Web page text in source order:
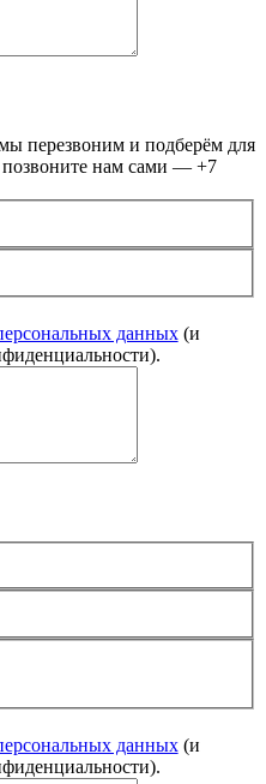
перезвоним и подберём для
нам сами — +7
данных(и
данных(и